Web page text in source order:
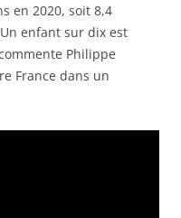
en 2020, soit 8,4
enfant sur dix est
Philippe
France dans un